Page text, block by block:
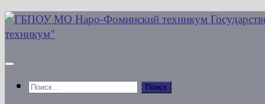
Перейти
к
Найти: